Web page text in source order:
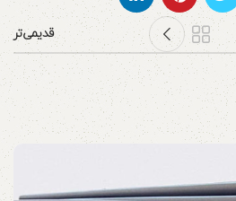
قدیمی‌تر